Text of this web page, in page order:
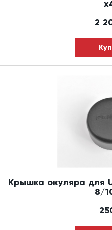
2
Крышка окуляра для
8/